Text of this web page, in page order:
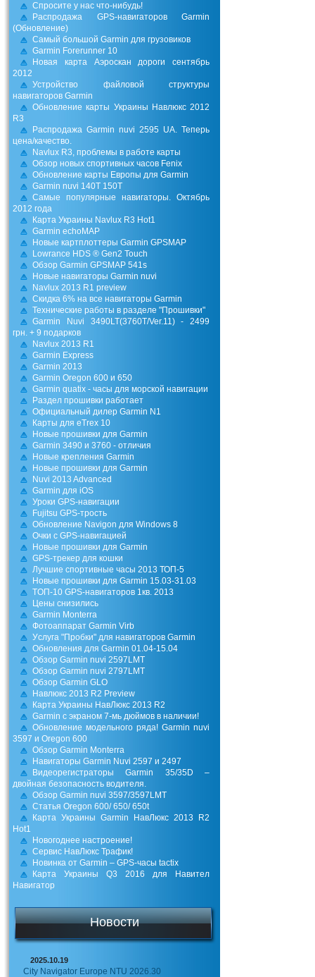
Спросите у нас что-нибудь!
Распродажа GPS-навигаторов Garmin
(Обновление)
Самый большой Garmin для грузовиков
Garmin Forerunner 10
Новая карта Аэроскан дороги сентябрь
2012
Устройство файловой структуры
навигаторов Garmin
Обновление карты Украины Навлюкс 2012
R3
Распродажа Garmin nuvi 2595 UA. Теперь
цена/качество.
Navlux R3, проблемы в работе карты
Обзор новых спортивных часов Fenix
Обновление карты Европы для Garmin
Garmin nuvi 140T 150T
Самые популярные навигаторы. Октябрь
2012 года
Карта Украины Navlux R3 Hot1
Garmin echoMAP
Новые картплоттеры Garmin GPSMAP
Lowrance HDS ® Gen2 Touch
Обзор Garmin GPSMAP 541s
Новые навигаторы Garmin nuvi
Navlux 2013 R1 preview
Скидка 6% на все навигаторы Garmin
Технические работы в разделе "Прошивки"
Garmin Nuvi 3490LT(3760Т/Ver.11) - 2499
грн. + 9 подарков
Navlux 2013 R1
Garmin Express
Garmin 2013
Garmin Oregon 600 и 650
Garmin quatix - часы для морской навигации
Раздел прошивки работает
Официальный дилер Garmin N1
Карты для eTrex 10
Новые прошивки для Garmin
Garmin 3490 и 3760 - отличия
Новые крепления Garmin
Новые прошивки для Garmin
Nuvi 2013 Advanced
Garmin для iOS
Уроки GPS-навигации
Fujitsu GPS-трость
Обновление Navigon для Windows 8
Очки с GPS-навигацией
Новые прошивки для Garmin
GPS-трекер для кошки
Лучшие спортивные часы 2013 ТОП-5
Новые прошивки для Garmin 15.03-31.03
TOП-10 GPS-навигаторов 1кв. 2013
Цены снизились
Garmin Monterra
Фотоаппарат Garmin Virb
Уcлуга "Пробки" для навигаторов Garmin
Обновления для Garmin 01.04-15.04
Обзор Garmin nuvi 2597LMT
Обзор Garmin nuvi 2797LMT
Обзор Garmin GLO
Навлюкс 2013 R2 Preview
Карта Украины НавЛюкс 2013 R2
Garmin c экраном 7-мь дюймов в наличии!
Обновление модельного ряда! Garmin nuvi
3597 и Oregon 600
Обзор Garmin Monterra
Навигаторы Garmin Nuvi 2597 и 2497
Видеорегистраторы Garmin 35/35D –
двойная безопасность водителя.
Обзор Garmin nuvi 3597/3597LMT
Статья Oregon 600/ 650/ 650t
Карта Украины Garmin НавЛюкс 2013 R2
Hot1
Новогоднее настроение!
Сервис НавЛюкс Трафик!
Новинка от Garmin – GPS-часы tactix
Карта Украины Q3 2016 для Навител
Навигатор
Новости
2025.10.19
City Navigator Europe NTU 2026.30